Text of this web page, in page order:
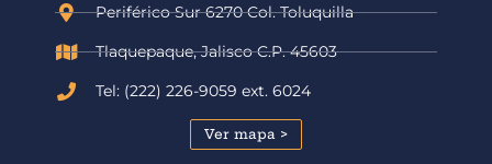
Periférico Sur 6270 Col. Toluquilla
Tlaquepaque, Jalisco C.P. 45603
Tel: (222) 226-9059 ext. 6024
Ver mapa >